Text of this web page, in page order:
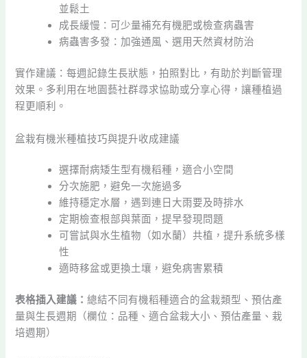
並鬆土
成長緩慢：可少量補充有機肥或檢查病蟲害
病蟲害多發：加強通風、選用天然資材防治
實作建議：每週記錄生長狀態，拍照對比，有助於判斷管理
效果。多利用在地園藝社群尋求協助或分享心得，讓種植過
程更順利。
盆栽有機米種植技巧與提升收成建議
選擇耐病矮生型有機稻種，適合小空間
分次施肥，避免一次施過多
維持穩定水層，遇到連日大雨要及時排水
定期檢查根部與葉面，提早發現問題
可嘗試與水生植物（如水蘭）共植，提升系統多樣
性
適時移盆或更換土壤，避免病害累積
表格插入建議：總結不同有機稻種適合的盆栽類型、預估產
量與生長週期（欄位：品種、適合盆栽大小、預估產量、栽
培週期）